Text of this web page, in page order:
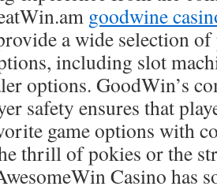
goodwine
a wide selection
including slot
options. GoodWin’s
safety ensures that
game options with
thrill of pokies or the
Casino has